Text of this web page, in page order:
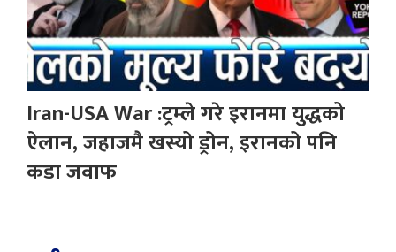
Iran-USA War :ट्रम्ले गरे इरानमा युद्धको
ऐलान, जहाजमै खस्यो ड्रोन, इरानको पनि
कडा जवाफ